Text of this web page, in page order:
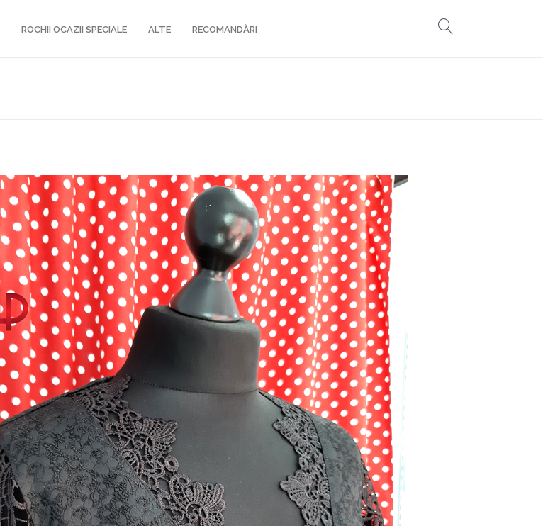
ROCHII OCAZII SPECIALE ALTE RECOMANDĂRI